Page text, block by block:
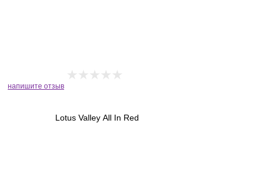
напишите отзыв
Lotus Valley All In Red